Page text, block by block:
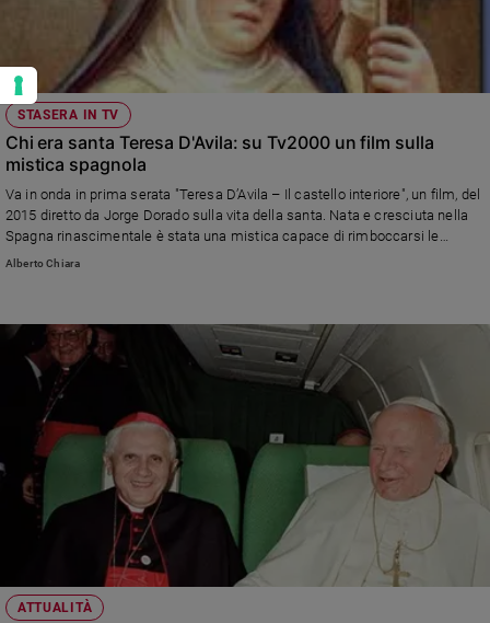
STASERA IN TV
Chi era santa Teresa D'Avila: su Tv2000 un film sulla
mistica spagnola
Va in onda in prima serata "Teresa D’Avila – Il castello interiore", un film, del
2015 diretto da Jorge Dorado sulla vita della santa. Nata e cresciuta nella
Spagna rinascimentale è stata una mistica capace di rimboccarsi le
maniche. «Ha dimostrato che il tempo per la preghiera non è tempo perso»,
Alberto Chiara
ATTUALITÀ